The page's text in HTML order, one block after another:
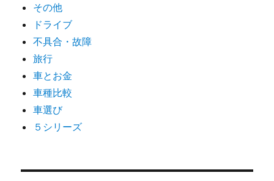
その他
ドライブ
不具合・故障
旅行
車とお金
車種比較
車選び
５シリーズ